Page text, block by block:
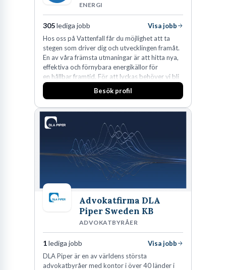
ENERGI
305lediga jobb
Visa jobb
Hos oss på Vattenfall får du möjlighet att ta
stegen som driver dig och utvecklingen framåt.
En av våra främsta utmaningar är att hitta nya,
effektiva och förnybara energikällor för
en hållbar framtid. För att lyckas behöver vi bli
fler medarbetare som vill göra skillnad.
Besök profil
Advokatfirma DLA
Piper Sweden KB
ADVOKATBYRÅER
1lediga jobb
Visa jobb
DLA Piper är en av världens största
advokatbyråer med kontor i över 40 länder i